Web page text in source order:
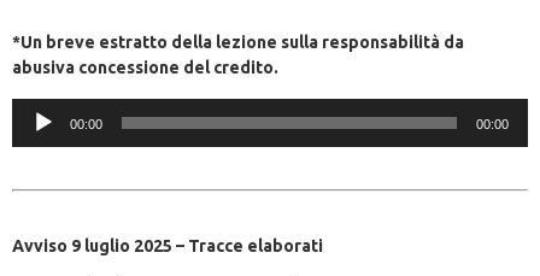
*Un breve estratto della lezione sulla responsabilità da
abusiva concessione del credito.
Audio
Player
00:00 00:00
Avviso 9 luglio 2025 – Tracce elaborati